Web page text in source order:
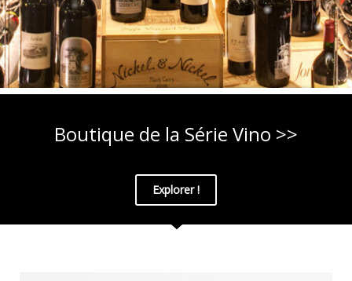
Boutique de la Série Vino >>
Explorer !